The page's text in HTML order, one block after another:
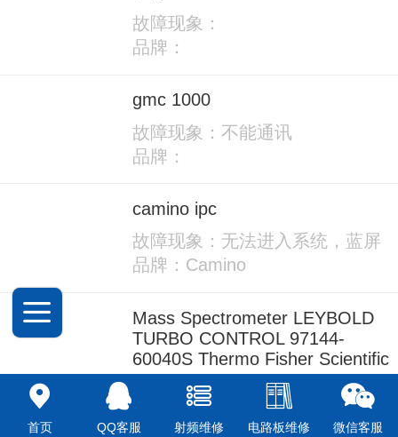
故障现象：
品牌：
gmc 1000
故障现象：不能通讯
品牌：
camino ipc
故障现象：无法进入系统，蓝屏
品牌：Camino
Mass Spectrometer LEYBOLD
TURBO CONTROL 97144-
60040S Thermo Fisher Scientific
故障现象：
品牌：Thermo Scientific
首页 QQ客服 射频维修 电路板维修 微信客服